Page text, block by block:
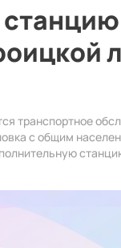
транспортное
с общим